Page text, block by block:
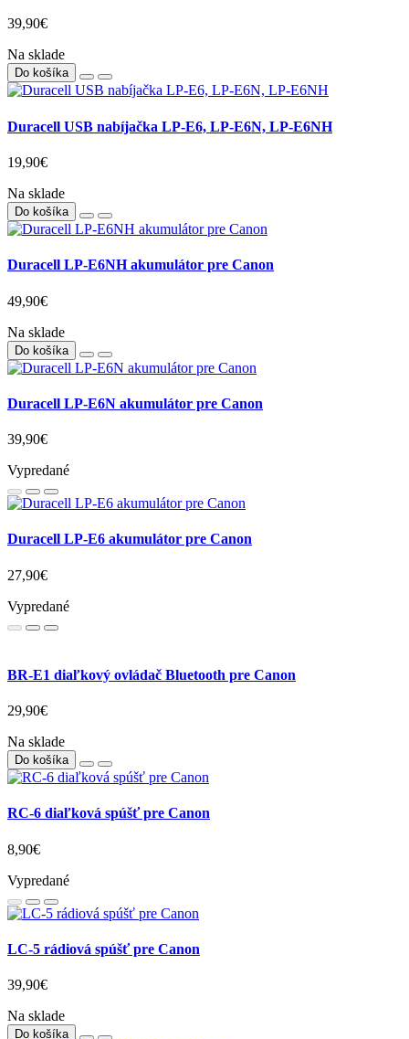
39,90€
Na sklade
Do košíka
Duracell USB nabíjačka LP-E6, LP-E6N, LP-E6NH
19,90€
Na sklade
Do košíka
Duracell LP-E6NH akumulátor pre Canon
49,90€
Na sklade
Do košíka
Duracell LP-E6N akumulátor pre Canon
39,90€
Vypredané
Duracell LP-E6 akumulátor pre Canon
27,90€
Vypredané
BR-E1 diaľkový ovládač Bluetooth pre Canon
29,90€
Na sklade
RC-6 diaľková spúšť pre Canon
8,90€